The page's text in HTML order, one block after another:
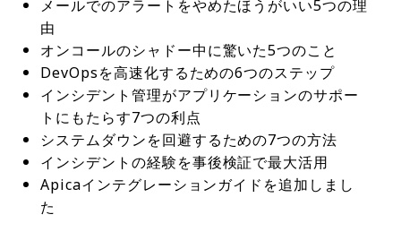
メールでのアラートをやめたほうがいい5つの理
由
オンコールのシャドー中に驚いた5つのこと
DevOpsを高速化するための6つのステップ
インシデント管理がアプリケーションのサポー
トにもたらす7つの利点
システムダウンを回避するための7つの方法
インシデントの経験を事後検証で最大活用
Apicaインテグレーションガイドを追加しまし
た